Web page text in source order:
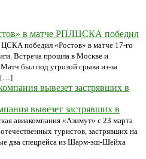
ЦСКА победил
ЦСКА победил «Ростов» в матче 17-го
Встреча прошла в Москве и
был под угрозой срыва из-за
[…]
вывезет застрявших в
авиакомпания «Азимут» с 23 марта
туристов, застрявших на
два спецрейса из Шарм-эш-Шейха